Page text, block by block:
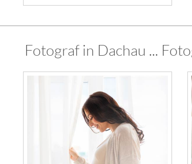
Fotograf in Dachau ...